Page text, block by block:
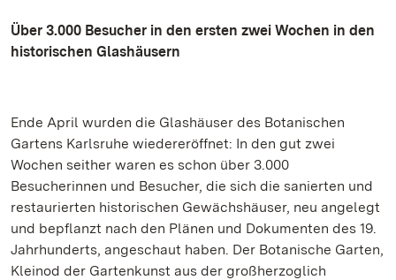
Über 3.000 Besucher in den ersten zwei Wochen in den
historischen Glashäusern
Ende April wurden die Glashäuser des Botanischen
Gartens Karlsruhe wiedereröffnet: In den gut zwei
Wochen seither waren es schon über 3.000
Besucherinnen und Besucher, die sich die sanierten und
restaurierten historischen Gewächshäuser, neu angelegt
und bepflanzt nach den Plänen und Dokumenten des 19.
Jahrhunderts, angeschaut haben. Der Botanische Garten,
Kleinod der Gartenkunst aus der großherzoglich